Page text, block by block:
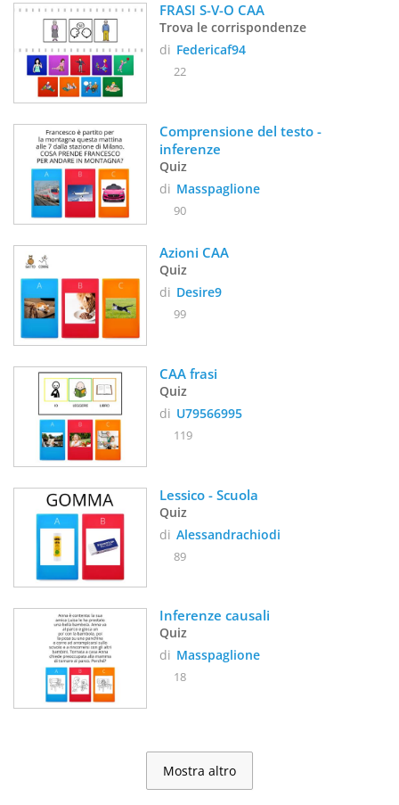
FRASI S-V-O CAA
Trova le corrispondenze
di Federicaf94
22
Comprensione del testo -
inferenze
Quiz
di Masspaglione
90
Azioni CAA
Quiz
di Desire9
99
CAA frasi
Quiz
di U79566995
119
Lessico - Scuola
Quiz
di Alessandrachiodi
89
Inferenze causali
Quiz
di Masspaglione
18
Mostra altro